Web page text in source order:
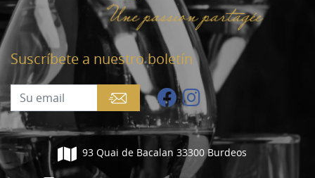
Suscríbete a nuestro boletín
93 Quai de Bacalan 33300 Burdeos